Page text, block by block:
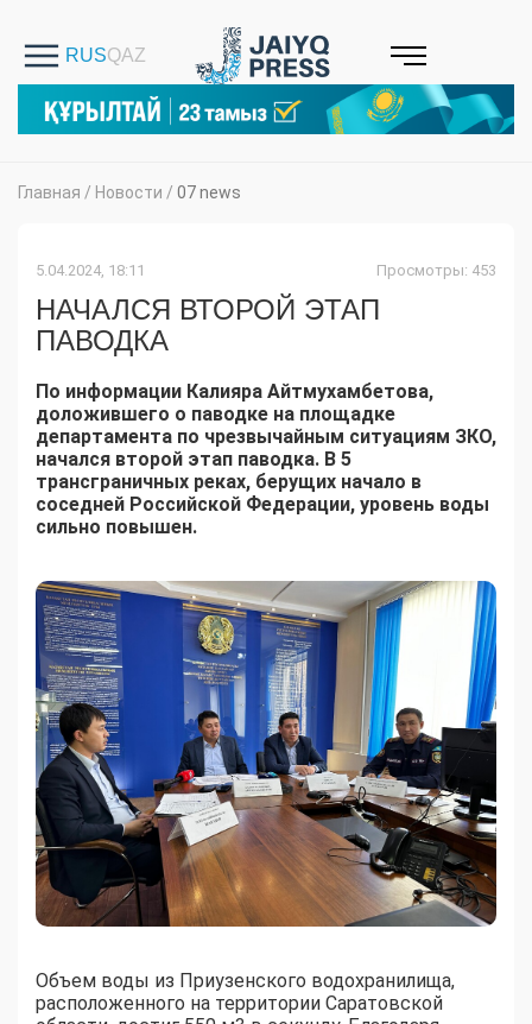
Главная / Новости / 07 news
5.04.2024, 18:11 Просмотры: 453
НАЧАЛСЯ ВТОРОЙ ЭТАП
ПАВОДКА
По информации Калияра Айтмухамбетова,
доложившего о паводке на площадке
департамента по чрезвычайным ситуациям ЗКО,
начался второй этап паводка. В 5
трансграничных реках, берущих начало в
соседней Российской Федерации, уровень воды
сильно повышен.
Объем воды из Приузенского водохранилища,
расположенного на территории Саратовской